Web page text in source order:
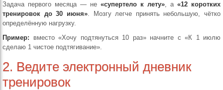
Задача первого месяца — не «супертело к лету», а «12 коротких
тренировок до 30 июня». Мозгу легче принять небольшую, чётко
определённую нагрузку.
Пример: вместо «Хочу подтянуться 10 раз» начните с «К 1 июлю
сделаю 1 чистое подтягивание».
2. Ведите электронный дневник
тренировок